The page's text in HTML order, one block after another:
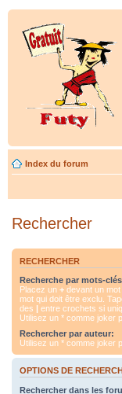
Index du forum
Rechercher
RECHERCHER
Recherche par mots-
Placez un + devant un
mot qui doit être exclu.
des | entre crochets si
Utilisez un * comme joker
Rechercher par auteur:
Utilisez un * comme joker
OPTIONS DE
Rechercher dans les